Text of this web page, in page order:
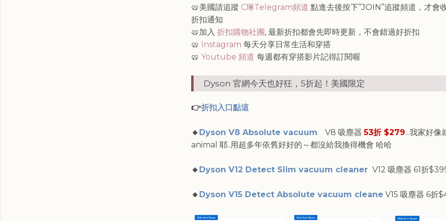
🥨美國請追蹤 C琳Telegram頻道 點進去後按下”JOIN”追蹤頻道，才會
折扣通知
🥨加入 折扣購物社團, 最新折扣都會先即時更新，不會錯過好折扣
🥨 Instagram 每天分享日常生活和穿搭
🥨 Youtube 頻道 每週都有穿搭影片記得訂閱喔
Dyson 官網今天也好狂，5折起！美國限定
👉折扣入口點這
🔸 Dyson V8 Absolute vacuum V8 吸塵器53折 $279...我家好像
animal 耶..用超多年依舊好好的～都沒給我換得機會 哈哈
🔸 Dyson V12 Detect Slim vacuum cleaner V12 吸塵器 61折
🔸 Dyson V15 Detect Absolute vacuum cleane V15 吸塵器 6折